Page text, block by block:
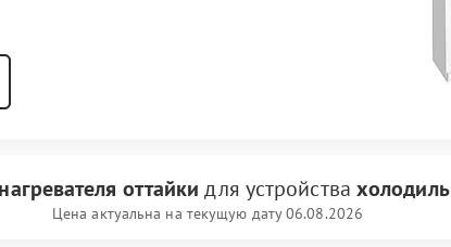
оттайки для устройства
Цена актуальна на текущую дату 06.08.2026